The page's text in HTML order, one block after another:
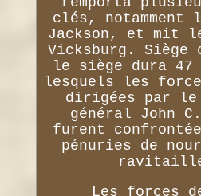
clés,
Jackson, et mit
Vicksburg. Siège
le siège dura
lesquels les
dirigées par
général John
furent
pénuries de
Les forces